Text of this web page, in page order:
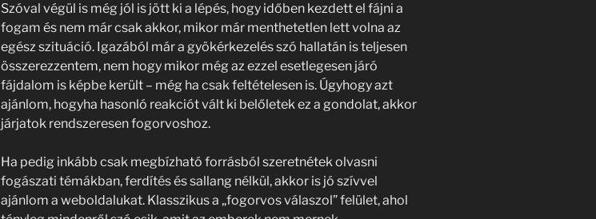
Szóval végül is még jól is jött ki a lépés, hogy időben kezdett el fájni a
fogam és nem már csak akkor, mikor már menthetetlen lett volna az
egész szituáció. Igazából már a gyökérkezelés szó hallatán is teljesen
összerezzentem, nem hogy mikor még az ezzel esetlegesen járó
fájdalom is képbe került – még ha csak feltételesen is. Úgyhogy azt
ajánlom, hogyha hasonló reakciót vált ki belőletek ez a gondolat, akkor
járjatok rendszeresen fogorvoshoz.
Ha pedig inkább csak megbízható forrásból szeretnétek olvasni
fogászati témákban, ferdítés és sallang nélkül, akkor is jó szívvel
ajánlom a weboldalukat. Klasszikus a „fogorvos válaszol” felület, ahol